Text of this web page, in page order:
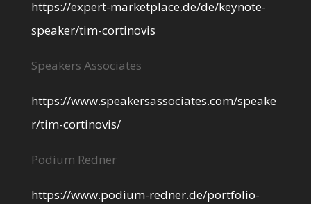
https://expert-marketplace.de/de/keynote-
speaker/tim-cortinovis
Speakers Associates
https://www.speakersassociates.com/speake
r/tim-cortinovis/
Podium Redner
https://www.podium-redner.de/portfolio-